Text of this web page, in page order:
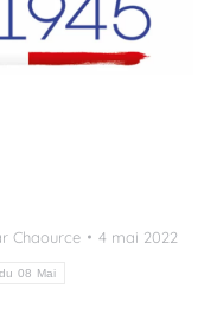
Chaource
4 mai 2022
08 Mai